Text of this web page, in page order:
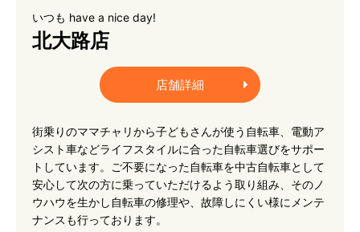
いつも have a nice day!
北大路店
店舗詳細
街乗りのママチャリから子どもさんが使う自転車、電動ア
シスト車などライフスタイルに合った自転車選びをサポー
トしています。ご不要になった自転車を中古自転車として
安心して次の方に乗っていただけるよう取り組み、そのノ
ウハウを生かし自転車の修理や、故障しにくい様にメンテ
ナンスも行っております。